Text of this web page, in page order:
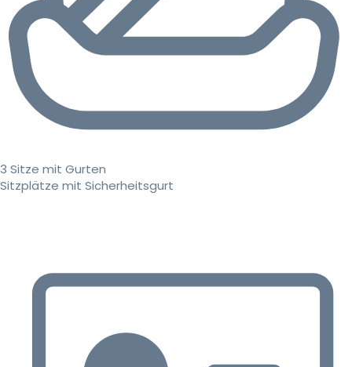
3 Sitze mit Gurten
Sitzplätze mit Sicherheitsgurt